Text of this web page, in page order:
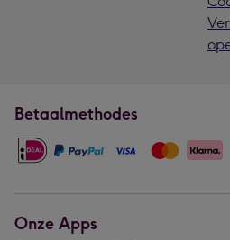
Betaalmethodes
Onze Apps